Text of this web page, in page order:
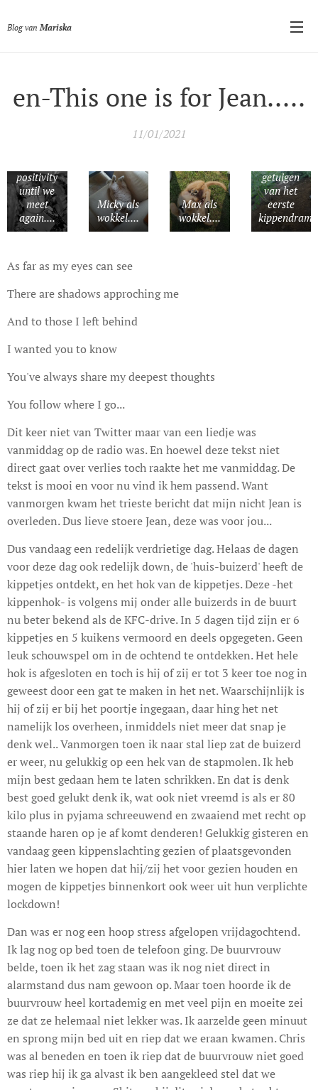
Blog van Mariska
en-This one is for Jean.....
11/01/2021
positivity
until we
meet
again....
Micky als
wokkel....
Max als
wokkel....
getuigen
van het
eerste
As far as my eyes can see
There are shadows approching me
And to those I left behind
I wanted you to know
You've always share my deepest thoughts
You follow where I go...
Dit keer niet van Twitter maar van een liedje was
vanmiddag op de radio was. En hoewel deze tekst niet
direct gaat over verlies toch raakte het me vanmiddag. De
tekst is mooi en voor nu vind ik hem passend. Want
vanmorgen kwam het trieste bericht dat mijn nicht Jean is
overleden. Dus lieve stoere Jean, deze was voor jou...
Dus vandaag een redelijk verdrietige dag. Helaas de dagen
voor deze dag ook redelijk down, de 'huis-buizerd' heeft de
kippetjes ontdekt, en het hok van de kippetjes. Deze -het
kippenhok- is volgens mij onder alle buizerds in de buurt
nu beter bekend als de KFC-drive. In 5 dagen tijd zijn er 6
kippetjes en 5 kuikens vermoord en deels opgegeten. Geen
leuk schouwspel om in de ochtend te ontdekken. Het hele
hok is afgesloten en toch is hij of zij er tot 3 keer toe nog in
geweest door een gat te maken in het net. Waarschijnlijk is
hij of zij er bij het poortje ingegaan, daar hing het net
namelijk los overheen, inmiddels niet meer dat snap je
denk wel.. Vanmorgen toen ik naar stal liep zat de buizerd
er weer, nu gelukkig op een hek van de stapmolen. Ik heb
mijn best gedaan hem te laten schrikken. En dat is denk
best goed gelukt denk ik, wat ook niet vreemd is als er 80
kilo plus in pyjama schreeuwend en zwaaiend met recht op
staande haren op je af komt denderen! Gelukkig gisteren en
vandaag geen kippenslachting gezien of plaatsgevonden
hier laten we hopen dat hij/zij het voor gezien houden en
mogen de kippetjes binnenkort ook weer uit hun verplichte
lockdown!
Dan was er nog een hoop stress afgelopen vrijdagochtend.
Ik lag nog op bed toen de telefoon ging. De buurvrouw
belde, toen ik het zag staan was ik nog niet direct in
alarmstand dus nam gewoon op. Maar toen hoorde ik de
buurvrouw heel kortademig en met veel pijn en moeite zei
ze dat ze helemaal niet lekker was. Ik aarzelde geen minuut
en sprong mijn bed uit en riep dat we eraan kwamen. Chris
was al beneden en toen ik riep dat de buurvrouw niet goed
was riep hij ik ga alvast ik ben aangekleed stel dat we